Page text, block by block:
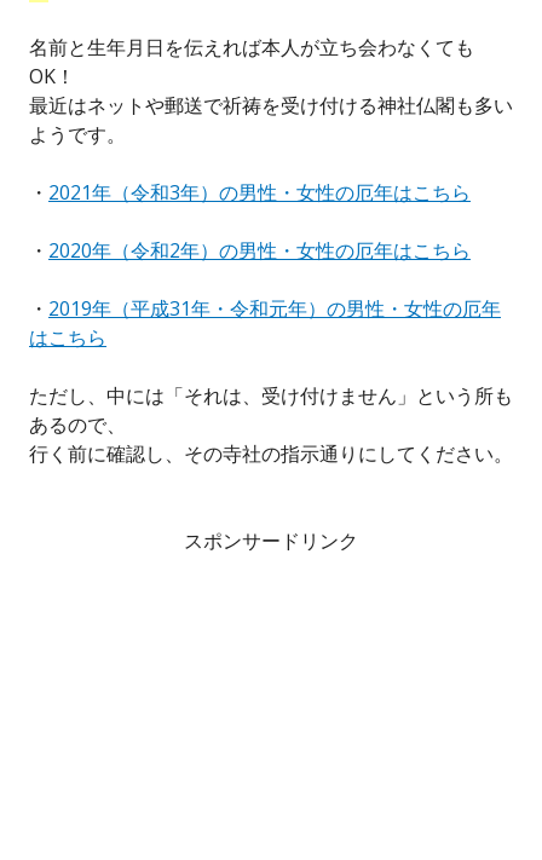
名前と生年月日を伝えれば本人が立ち会わなくても
OK！
最近はネットや郵送で祈祷を受け付ける神社仏閣も多い
ようです。
・ 2021年（令和3年）の男性・女性の厄年はこちら
・ 2020年（令和2年）の男性・女性の厄年はこちら
・ 2019年（平成31年・令和元年）の男性・女性の厄年
はこちら
ただし、中には「それは、受け付けません」という所も
あるので、
行く前に確認し、その寺社の指示通りにしてください。
スポンサードリンク